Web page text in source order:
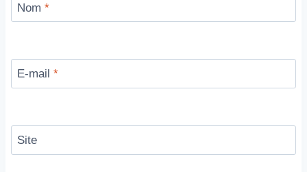
Nom *
E-mail *
Site